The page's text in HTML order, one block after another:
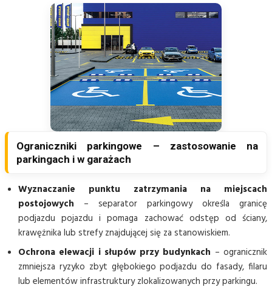
Ograniczniki parkingowe – zastosowanie na
parkingach i w garażach
Wyznaczanie punktu zatrzymania na miejscach
postojowych – separator parkingowy określa granicę
podjazdu pojazdu i pomaga zachować odstęp od ściany,
krawężnika lub strefy znajdującej się za stanowiskiem.
Ochrona elewacji i słupów przy budynkach – ogranicznik
zmniejsza ryzyko zbyt głębokiego podjazdu do fasady, filaru
lub elementów infrastruktury zlokalizowanych przy parkingu.